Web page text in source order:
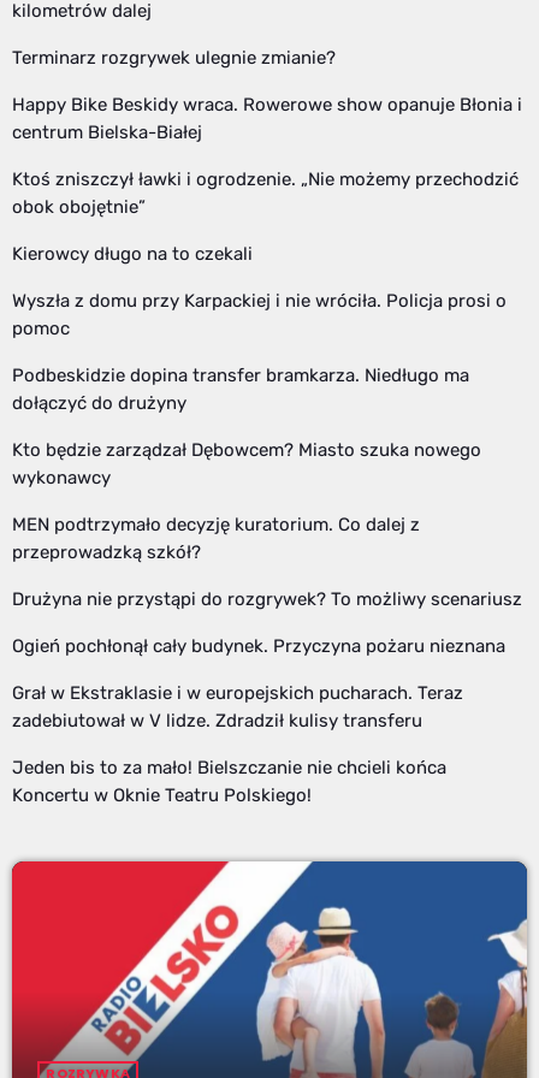
kilometrów dalej
Terminarz rozgrywek ulegnie zmianie?
Happy Bike Beskidy wraca. Rowerowe show opanuje Błonia i
centrum Bielska-Białej
Ktoś zniszczył ławki i ogrodzenie. „Nie możemy przechodzić
obok obojętnie”
Kierowcy długo na to czekali
Wyszła z domu przy Karpackiej i nie wróciła. Policja prosi o
pomoc
Podbeskidzie dopina transfer bramkarza. Niedługo ma
dołączyć do drużyny
Kto będzie zarządzał Dębowcem? Miasto szuka nowego
wykonawcy
MEN podtrzymało decyzję kuratorium. Co dalej z
przeprowadzką szkół?
Drużyna nie przystąpi do rozgrywek? To możliwy scenariusz
Ogień pochłonął cały budynek. Przyczyna pożaru nieznana
Grał w Ekstraklasie i w europejskich pucharach. Teraz
zadebiutował w V lidze. Zdradził kulisy transferu
Jeden bis to za mało! Bielszczanie nie chcieli końca
Koncertu w Oknie Teatru Polskiego!
ROZRYWKA